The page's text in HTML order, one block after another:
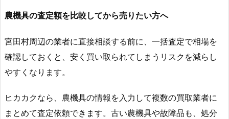
農機具の査定額を比較してから売りたい方へ
宮田村周辺の業者に直接相談する前に、一括査定で相場を
確認しておくと、安く買い取られてしまうリスクを減らし
やすくなります。
ヒカカクなら、農機具の情報を入力して複数の買取業者に
まとめて査定依頼できます。古い農機具や故障品も、処分